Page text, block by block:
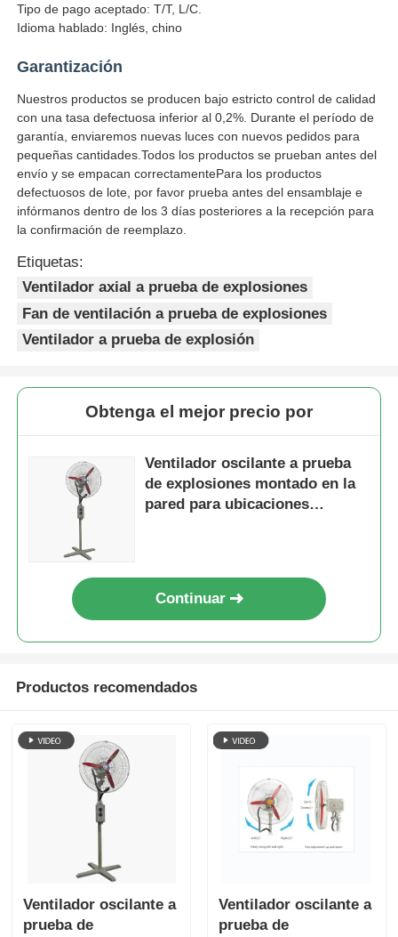
Tipo de pago aceptado: T/T, L/C.
Idioma hablado: Inglés, chino
Garantización
Nuestros productos se producen bajo estricto control de calidad
con una tasa defectuosa inferior al 0,2%. Durante el período de
garantía, enviaremos nuevas luces con nuevos pedidos para
pequeñas cantidades.Todos los productos se prueban antes del
envío y se empacan correctamentePara los productos
defectuosos de lote, por favor prueba antes del ensamblaje e
infórmanos dentro de los 3 días posteriores a la recepción para
la confirmación de reemplazo.
Etiquetas:
Ventilador axial a prueba de explosiones
Fan de ventilación a prueba de explosiones
Ventilador a prueba de explosión
Obtenga el mejor precio por
Ventilador oscilante a prueba
de explosiones montado en la
pared para ubicaciones
Continuar
Productos recomendados
Ventilador oscilante a
prueba de
Ventilador oscilante a
prueba de